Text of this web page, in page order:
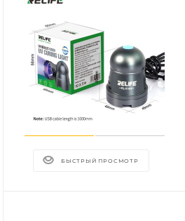
БЫСТРЫЙ ПРОСМОТР